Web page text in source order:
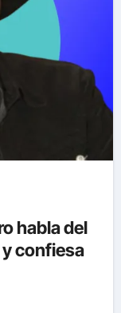
habla del
confiesa